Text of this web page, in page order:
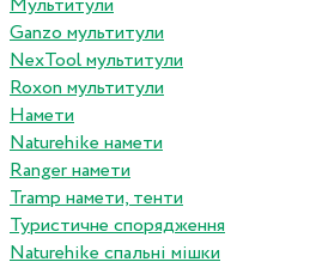
Мультитули
Ganzo мультитули
NexTool мультитули
Roxon мультитули
Намети
Naturehike намети
Ranger намети
Tramp намети, тенти
Туристичне спорядження
Naturehike спальні мішки